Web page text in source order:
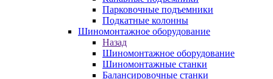
Парковочные подъемники
Подкатные колонны
Шиномонтажное оборудование
Назад
Шиномонтажное оборудование
Шиномонтажные станки
Балансировочные станки